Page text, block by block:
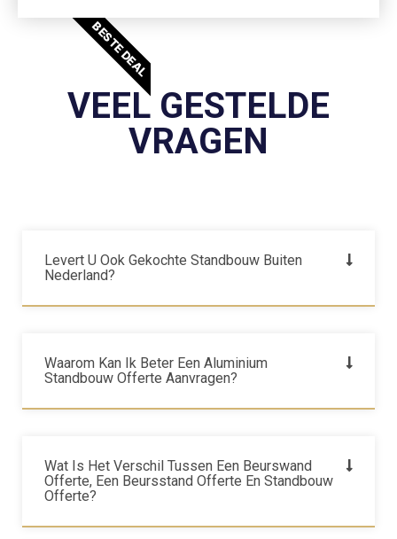
BESTE DEAL
VEEL GESTELDE
VRAGEN
Levert U Ook Gekochte Standbouw Buiten
Nederland?
Waarom Kan Ik Beter Een Aluminium
Standbouw Offerte Aanvragen?
Wat Is Het Verschil Tussen Een Beurswand
Offerte, Een Beursstand Offerte En Standbouw
Offerte?